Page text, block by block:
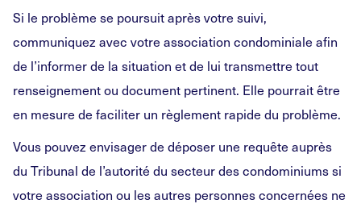
Si le problème se poursuit après votre suivi,
communiquez avec votre association condominiale afin
de l’informer de la situation et de lui transmettre tout
renseignement ou document pertinent. Elle pourrait être
en mesure de faciliter un règlement rapide du problème.
Vous pouvez envisager de déposer une requête auprès
du Tribunal de l’autorité du secteur des condominiums si
votre association ou les autres personnes concernées ne